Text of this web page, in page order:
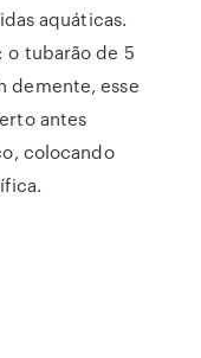
aquáticas.
o tubarão de 5
demente, esse
antes
colocando